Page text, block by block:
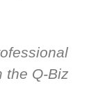
the Q-Biz